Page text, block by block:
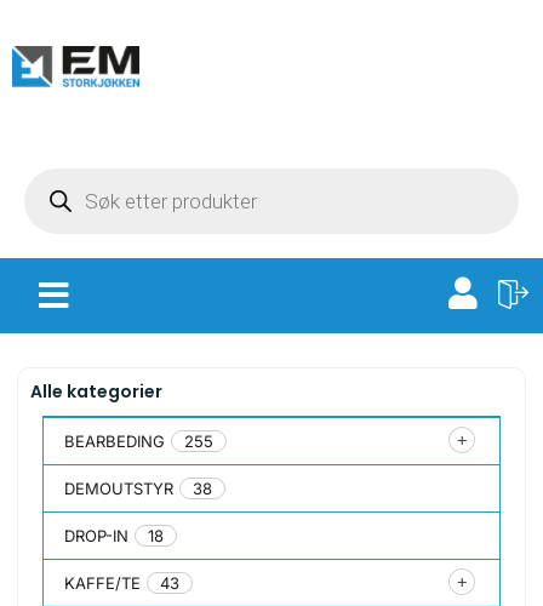
Alle kategorier
BEARBEDING 255
DEMOUTSTYR 38
DROP-IN 18
KAFFE/TE 43